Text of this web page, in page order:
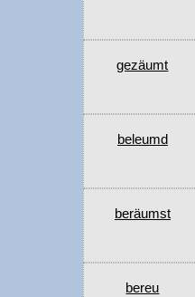
gezäumt
beleumd
beräumst
bereu